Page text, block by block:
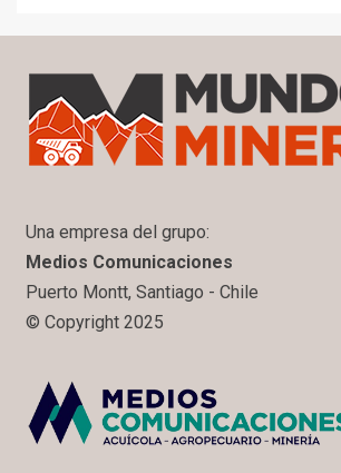
Una empresa del grupo:
Medios Comunicaciones
Puerto Montt, Santiago - Chile
© Copyright 2025